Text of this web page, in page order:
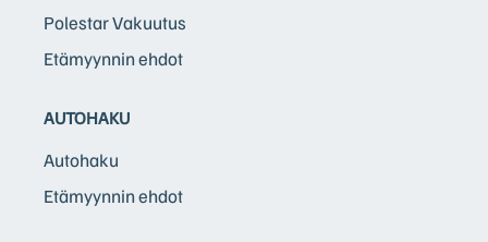
Polestar Vakuutus
Etämyynnin ehdot
AUTOHAKU
Autohaku
Etämyynnin ehdot